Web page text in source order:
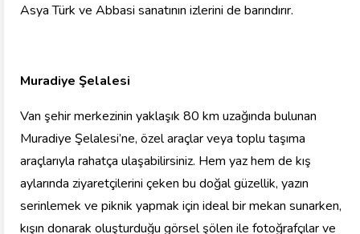
Asya Türk ve Abbasi sanatının izlerini de barındırır.
Muradiye Şelalesi
Van şehir merkezinin yaklaşık 80 km uzağında bulunan
Muradiye Şelalesi’ne, özel araçlar veya toplu taşıma
araçlarıyla rahatça ulaşabilirsiniz. Hem yaz hem de kış
aylarında ziyaretçilerini çeken bu doğal güzellik, yazın
serinlemek ve piknik yapmak için ideal bir mekan sunarken,
kışın donarak oluşturduğu görsel şölen ile fotoğrafçılar ve